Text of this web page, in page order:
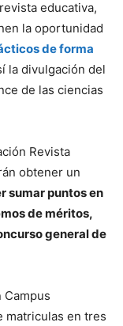
educativa,
la oportunidad
de forma
la divulgación del
de las ciencias
Revista
obtener un
sumar puntos en
de méritos,
general de
matriculas en tres